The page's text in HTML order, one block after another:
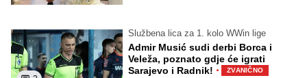
Službena lica za 1. kolo WWin lige
Admir Musić sudi derbi Borca i
Veleža, poznato gdje će igrati
Sarajevo i Radnik! · ZVANIČNO